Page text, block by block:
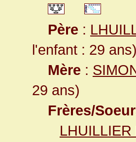
Père :
l'enfant : 29 ans)
Mère :
29 ans)
Frères/